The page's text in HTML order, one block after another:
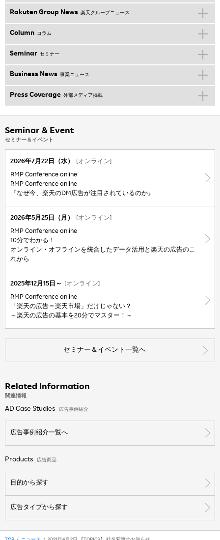
Rakuten Group News 楽天グループニュース
Column コラム
Seminar セミナー
Business News 事業ニュース
Press Coverage 外部メディア掲載
Seminar & Event
セミナー＆イベント
2026年7月22日（水） [オンライン]
RMP Conference online
RMP Conference online
『なぜ今、楽天のDM広告が注目されているのか』
2026年5月25日（月） [オンライン]
RMP Conference online
10分でわかる！
オンライン・オフラインを統合したデータ活用と楽天の広告のこ
れから
2025年12月15日～ [オンライン]
RMP Conference online
「楽天の広告＝楽天市場」だけじゃない？
～楽天の広告の基本を20分でマスター！～
セミナー＆イベント一覧へ
Related Information
関連情報
AD Case Studies 広告事例紹介
広告事例紹介一覧へ
Products 広告商品
目的から探す
広告タイプから探す